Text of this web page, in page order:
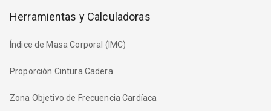
Herramientas y Calculadoras
Índice de Masa Corporal (IMC)
Proporción Cintura Cadera
Zona Objetivo de Frecuencia Cardíaca